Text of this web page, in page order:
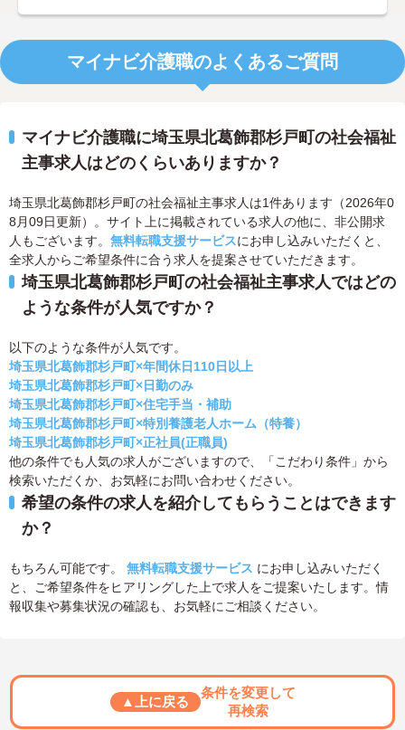
マイナビ介護職のよくあるご質問
マイナビ介護職に埼玉県北葛飾郡杉戸町の社会福祉
主事求人はどのくらいありますか？
埼玉県北葛飾郡杉戸町の社会福祉主事求人は1件あります（2026年0
8月09日更新）。サイト上に掲載されている求人の他に、非公開求
人もございます。 無料転職支援サービスにお申し込みいただくと、
全求人からご希望条件に合う求人を提案させていただきます。
埼玉県北葛飾郡杉戸町の社会福祉主事求人ではどの
ような条件が人気ですか？
以下のような条件が人気です。
埼玉県北葛飾郡杉戸町×年間休日110日以上
埼玉県北葛飾郡杉戸町×日勤のみ
埼玉県北葛飾郡杉戸町×住宅手当・補助
埼玉県北葛飾郡杉戸町×特別養護老人ホーム（特養）
埼玉県北葛飾郡杉戸町×正社員(正職員)
他の条件でも人気の求人がございますので、「こだわり条件」から
検索いただくか、お気軽にお問い合わせください。
希望の条件の求人を紹介してもらうことはできます
か？
もちろん可能です。 無料転職支援サービス にお申し込みいただく
と、ご希望条件をヒアリングした上で求人をご提案いたします。情
報収集や募集状況の確認も、お気軽にご相談ください。
▲上に戻る
条件を変更して
再検索